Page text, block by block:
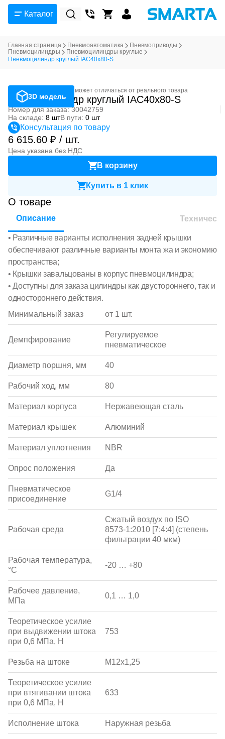
Каталог
Главная страница Пневмоавтоматика
Пневмоприводы
Пневмоцилиндры
Пневмоцилиндры круглые
Пневмоцилиндр круглый IAC40x80-S
3D модель
Фотография может отличаться от реального товара
Пневмоцилиндр круглый IAC40x80-S
Номер для заказа: 30042759
На складе: 8 штВ пути: 0 шт
Консультация по товару
6 615.60 ₽ / шт.
Цена указана без НДС
В корзину
Купить в 1 клик
О товаре
Описание
• Различные варианты исполнения задней крышки
обеспечивают различные варианты монта жа и экономию
пространства;
• Крышки завальцованы в корпус пневмоцилиндра;
• Доступны для заказа цилиндры как двустороннего, так и
одностороннего действия.
Минимальный заказ
от 1 шт.
Демпфирование
Регулируемое
пневматическое
Диаметр поршня, мм 40
Рабочий ход, мм 80
Материал корпуса Нержавеющая сталь
Материал крышек Алюминий
Материал уплотнения NBR
Опрос положения Да
Пневматическое
присоединение
G1/4
Рабочая среда
Сжатый воздух по ISO
8573-1:2010 [7:4:4] (степень
фильтрации 40 мкм)
Рабочая температура,
°С
-20 … +80
Рабочее давление,
МПа
0,1 … 1,0
Теоретическое усилие
при выдвижении штока
при 0,6 МПа, Н
753
Резьба на штоке M12x1,25
Теоретическое усилие
при втягивании штока
при 0,6 МПа, Н
633
Исполнение штока Наружная резьба